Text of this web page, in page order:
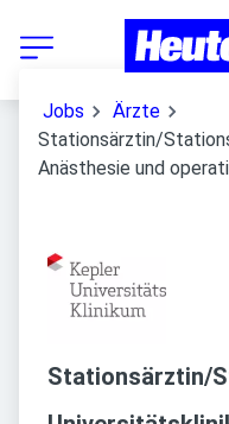
Jobs
Ärzte
Stationsärztin/
Anästhesie und
Stationsärztin/